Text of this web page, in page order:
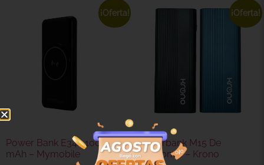
¡Oferta!
Power Bank E344 10000
mAh – Mymobile
¡Oferta!
Powerbank M15 De
10.000mH – Krono